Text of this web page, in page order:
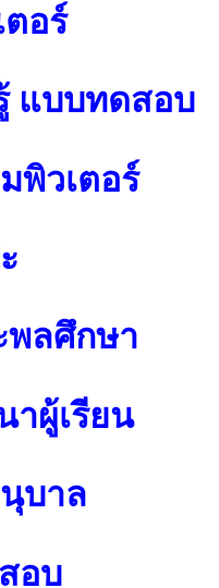
อร์
แบบทดสอบ
พิวเตอร์
ลศึกษา
ผู้เรียน
บาล
อบ